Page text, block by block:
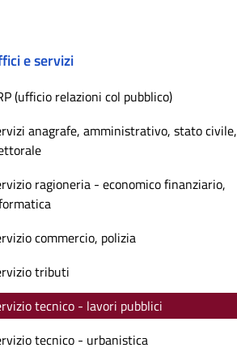
e servizi
(ufficio relazioni col pubblico)
anagrafe, amministrativo, stato civile,
ragioneria - economico finanziario,
commercio, polizia
tributi
tecnico - lavori pubblici
tecnico - urbanistica